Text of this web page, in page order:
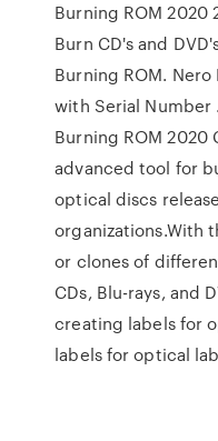
Burning ROM 2020
Burn CD's and
Burning ROM.
with Serial Number
Burning ROM 2020
advanced tool for
optical discs
organizations.With
or clones of
CDs, Blu-rays, and
creating labels for
labels for optical